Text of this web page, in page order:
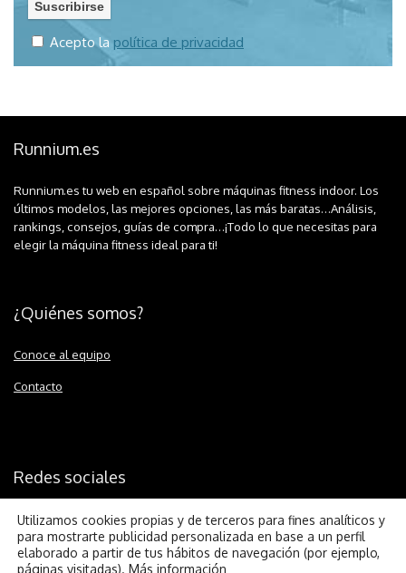
Acepto la política de privacidad
Runnium.es
Runnium.es tu web en español sobre máquinas fitness indoor. Los
últimos modelos, las mejores opciones, las más baratas…Análisis,
rankings, consejos, guías de compra…¡Todo lo que necesitas para
elegir la máquina fitness ideal para ti!
¿Quiénes somos?
Conoce al equipo
Contacto
Redes sociales
Utilizamos cookies propias y de terceros para fines analíticos y
para mostrarte publicidad personalizada en base a un perfil
elaborado a partir de tus hábitos de navegación (por ejemplo,
páginas visitadas). Más información